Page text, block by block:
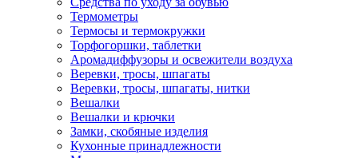
Термометры
Термосы и термокружки
Торфогоршки, таблетки
Аромадиффузоры и освежители воздуха
Веревки, тросы, шпагаты
Веревки, тросы, шпагаты, нитки
Вешалки
Вешалки и крючки
Замки, скобяные изделия
Кухонные принадлежности